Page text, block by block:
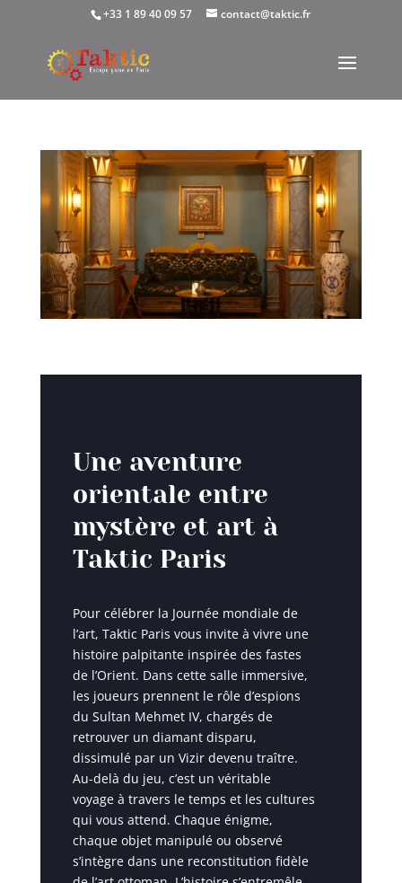
+33 1 89 40 09 57 contact@taktic.fr
Une aventure
orientale entre
mystère et art à
Taktic Paris
Pour célébrer la Journée mondiale de
l’art, Taktic Paris vous invite à vivre une
histoire palpitante inspirée des fastes
de l’Orient. Dans cette salle immersive,
les joueurs prennent le rôle d’espions
du Sultan Mehmet IV, chargés de
retrouver un diamant disparu,
dissimulé par un Vizir devenu traître.
Au-delà du jeu, c’est un véritable
voyage à travers le temps et les cultures
qui vous attend. Chaque énigme,
chaque objet manipulé ou observé
s’intègre dans une reconstitution fidèle